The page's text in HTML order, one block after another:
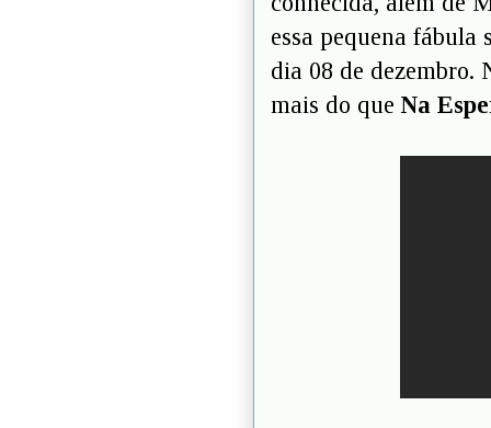
essa pequena
dia 08 de dezembro.
mais do que Na